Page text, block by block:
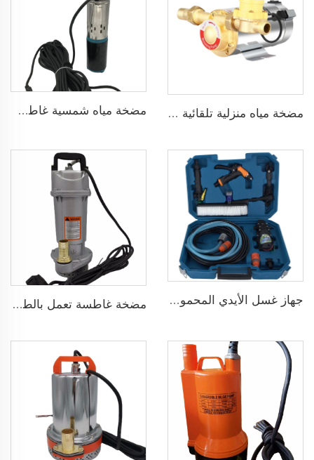
مضخة مياه منزلية تلقائية ضاغطة بضغط 160psi مضخة مياه شمسية غاطسة برأس 75 مترًا بدون فرش DC48V لري الزراعة
جهاز غسل الأيدي المحمول 12V مضخة غسيل سيارات عالية الضغط مضخة غاطسة تعمل بالطاقة الشمسية لآبار المياه العميقة DC